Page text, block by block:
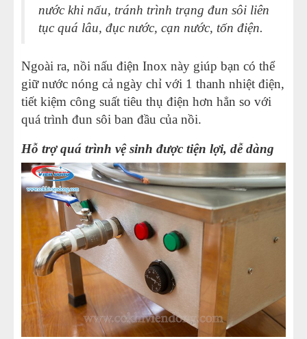
nước khi nấu, tránh trình trạng đun sôi liên
tục quá lâu, đục nước, cạn nước, tốn điện.
Ngoài ra, nồi nấu điện Inox này giúp bạn có thể
giữ nước nóng cả ngày chỉ với 1 thanh nhiệt điện,
tiết kiệm công suất tiêu thụ điện hơn hẳn so với
quá trình đun sôi ban đầu của nồi.
Hỗ trợ quá trình vệ sinh được tiện lợi, dễ dàng